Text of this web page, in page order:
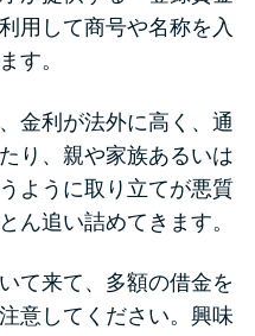
用して商号や名称を入
す。
金利が法外に高く、通
り、親や家族あるいは
ように取り立てが悪質
ん追い詰めてきます。
て来て、多額の借金を
意してください。興味